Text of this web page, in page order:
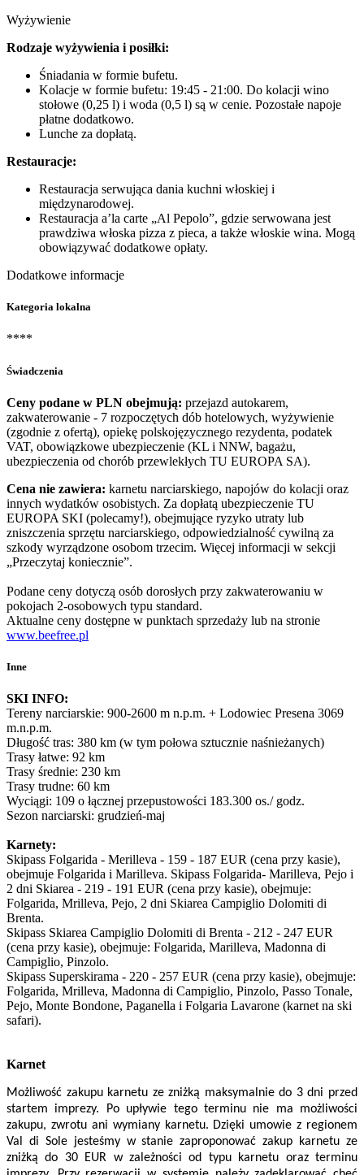
Wyżywienie
Rodzaje wyżywienia i posiłki:
Śniadania w formie bufetu.
Kolacje w formie bufetu: 19:45 - 21:00. Do kolacji wino
stołowe (0,25 l) i woda (0,5 l) są w cenie. Pozostałe napoje
płatne dodatkowo.
Lunche za dopłatą.
Restauracje:
Restauracja serwująca dania kuchni włoskiej i
międzynarodowej.
Restauracja a’la carte „Al Pepolo”, gdzie serwowana jest
prawdziwa włoska pizza z pieca, a także włoskie wina. Mogą
obowiązywać dodatkowe opłaty.
Dodatkowe informacje
Kategoria lokalna
****
Świadczenia
Ceny podane w PLN obejmują: przejazd autokarem,
zakwaterowanie - 7 rozpoczętych dób hotelowych, wyżywienie
(zgodnie z ofertą), opiekę polskojęzycznego rezydenta, podatek
VAT, obowiązkowe ubezpieczenie (KL i NNW, bagażu,
ubezpieczenia od chorób przewlekłych TU EUROPA SA).
Cena nie zawiera: karnetu narciarskiego, napojów do kolacji oraz
innych wydatków osobistych. Za dopłatą ubezpieczenie TU
EUROPA SKI (polecamy!), obejmujące ryzyko utraty lub
zniszczenia sprzętu narciarskiego, odpowiedzialność cywilną za
szkody wyrządzone osobom trzecim. Więcej informacji w sekcji
„Przeczytaj koniecznie”.
Podane ceny dotyczą osób dorosłych przy zakwaterowaniu w
pokojach 2-osobowych typu standard.
Aktualne ceny dostępne w punktach sprzedaży lub na stronie
www.beefree.pl
Inne
SKI INFO:
Tereny narciarskie: 900-2600 m n.p.m. + Lodowiec Presena 3069
m.n.p.m.
Długość tras: 380 km (w tym połowa sztucznie naśnieżanych)
Trasy łatwe: 92 km
Trasy średnie: 230 km
Trasy trudne: 60 km
Wyciągi: 109 o łącznej przepustowości 183.300 os./ godz.
Sezon narciarski: grudzień-maj
Karnety:
Skipass Folgarida - Merilleva - 159 - 187 EUR (cena przy kasie),
obejmuje Folgarida i Marilleva. Skipass Folgarida- Marilleva, Pejo i
2 dni Skiarea - 219 - 191 EUR (cena przy kasie), obejmuje:
Folgarida, Mrilleva, Pejo, 2 dni Skiarea Campiglio Dolomiti di
Brenta.
Skipass Skiarea Campiglio Dolomiti di Brenta - 212 - 247 EUR
(cena przy kasie), obejmuje: Folgarida, Marilleva, Madonna di
Campiglio, Pinzolo.
Skipass Superskirama - 220 - 257 EUR (cena przy kasie), obejmuje:
Folgarida, Mrilleva, Madonna di Campiglio, Pinzolo, Passo Tonale,
Pejo, Monte Bondone, Paganella i Folgaria Lavarone (karnet na ski
safari).
Karnet
Możliwość zakupu karnetu ze zniżką maksymalnie do 3 dni przed
startem imprezy. Po upływie tego terminu nie ma możliwości
zakupu, zwrotu ani wymiany karnetu. Dzięki umowie z regionem
Val di Sole jesteśmy w stanie zaproponować zakup karnetu ze
zniżką do 30 EUR w zależności od typu karnetu oraz terminu